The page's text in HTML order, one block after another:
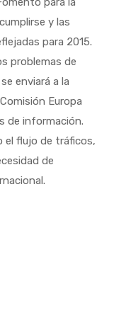
y las
para 2015.
problemas de
enviará a la
Europa
de información.
el flujo de tráficos,
de